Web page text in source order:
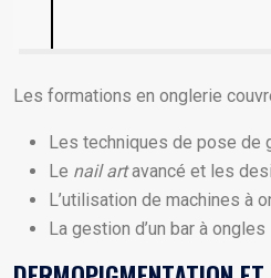
Les formations en onglerie
Les techniques de pose de
Le nail artavancé et les
L’utilisation de machines à
La gestion d’un bar à ongles